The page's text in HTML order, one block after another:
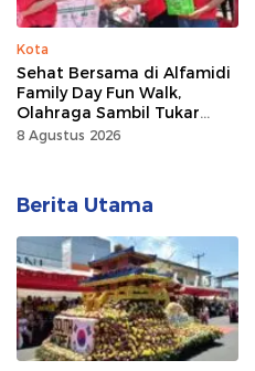
Kota
Sehat Bersama di Alfamidi
Family Day Fun Walk,
Olahraga Sambil Tukar
Sampah Demi Jaga Bumi
8 Agustus 2026
Berita Utama